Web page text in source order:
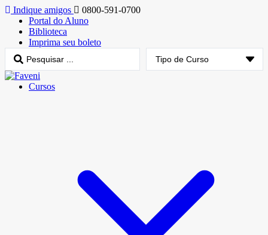
Indique amigos
0800-591-0700
Portal do Aluno
Biblioteca
Imprima seu boleto
Cursos